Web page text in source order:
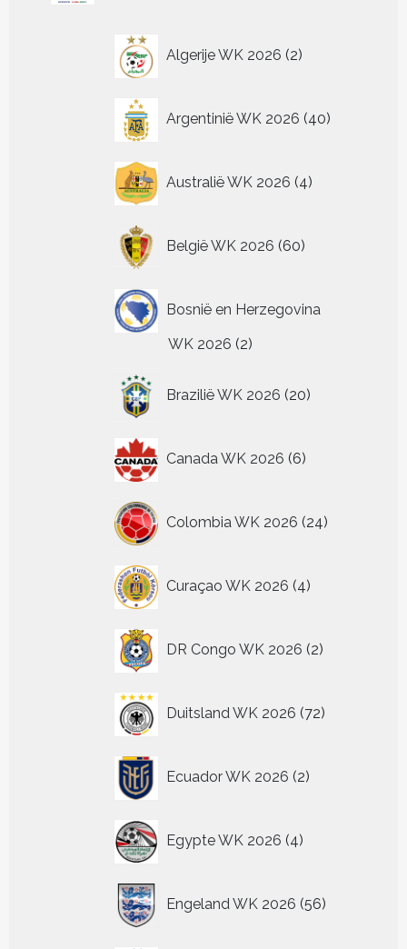
Algerije WK 2026 2
producten
Argentinië WK 2026 40
producten
Australië WK 2026 4
producten
België WK 2026 60
producten
Bosnië en Herzegovina
WK 2026 22
Brazilië WK 2026 20
producten
Canada WK 2026 6
producten
Colombia WK 2026 24
producten
Curaçao WK 2026 4
producten
DR Congo WK 2026 2
producten
Duitsland WK 2026 72
producten
Ecuador WK 2026 2
producten
Egypte WK 2026 4
producten
Engeland WK 2026 56
producten